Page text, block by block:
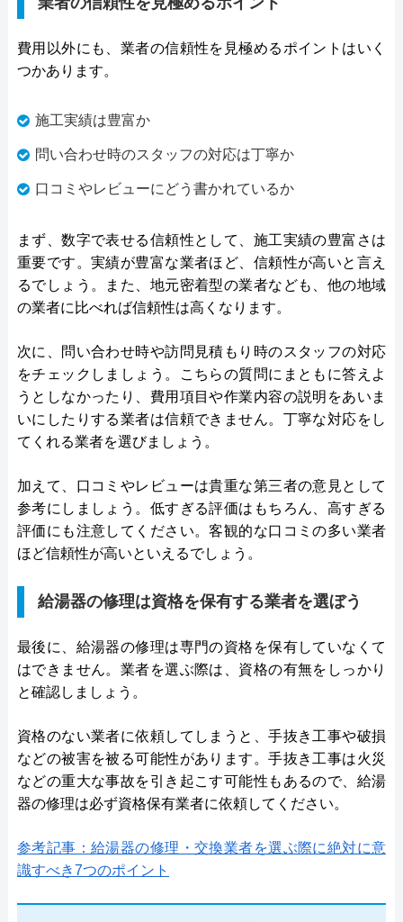
費用以外にも、業者の信頼性を見極めるポイントはいく
つかあります。
施工実績は豊富か
問い合わせ時のスタッフの対応は丁寧か
口コミやレビューにどう書かれているか
まず、数字で表せる信頼性として、施工実績の豊富さは
重要です。実績が豊富な業者ほど、信頼性が高いと言え
るでしょう。また、地元密着型の業者なども、他の地域
の業者に比べれば信頼性は高くなります。
次に、問い合わせ時や訪問見積もり時のスタッフの対応
をチェックしましょう。こちらの質問にまともに答えよ
うとしなかったり、費用項目や作業内容の説明をあいま
いにしたりする業者は信頼できません。丁寧な対応をし
てくれる業者を選びましょう。
加えて、口コミやレビューは貴重な第三者の意見として
参考にしましょう。低すぎる評価はもちろん、高すぎる
評価にも注意してください。客観的な口コミの多い業者
ほど信頼性が高いといえるでしょう。
給湯器の修理は資格を保有する業者を選ぼう
最後に、給湯器の修理は専門の資格を保有していなくて
はできません。業者を選ぶ際は、資格の有無をしっかり
と確認しましょう。
資格のない業者に依頼してしまうと、手抜き工事や破損
などの被害を被る可能性があります。手抜き工事は火災
などの重大な事故を引き起こす可能性もあるので、給湯
器の修理は必ず資格保有業者に依頼してください。
参考記事：給湯器の修理・交換業者を選ぶ際に絶対に意
識すべき7つのポイント